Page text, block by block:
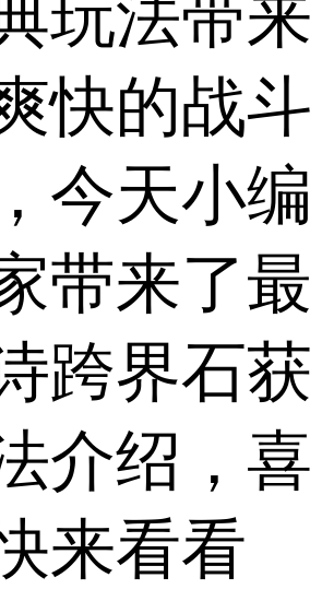
玩法带来
快的战斗
今天小编
带来了最
跨界石获
介绍，喜
来看看